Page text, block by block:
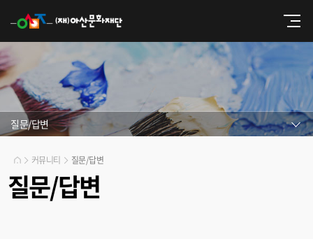
질문/답변
커뮤니티 질문/답변
질문/답변